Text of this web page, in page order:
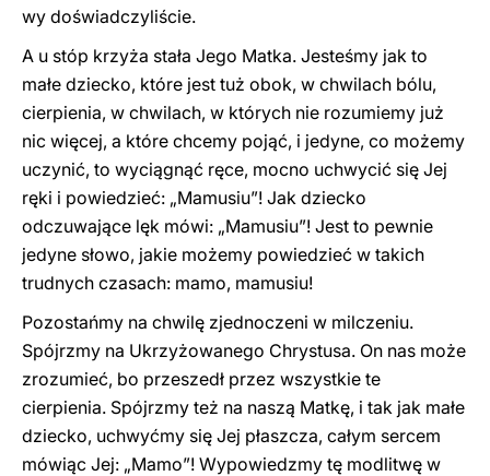
wy doświadczyliście.
A u stóp krzyża stała Jego Matka. Jesteśmy jak to
małe dziecko, które jest tuż obok, w chwilach bólu,
cierpienia, w chwilach, w których nie rozumiemy już
nic więcej, a które chcemy pojąć, i jedyne, co możemy
uczynić, to wyciągnąć ręce, mocno uchwycić się Jej
ręki i powiedzieć: „Mamusiu”! Jak dziecko
odczuwające lęk mówi: „Mamusiu”! Jest to pewnie
jedyne słowo, jakie możemy powiedzieć w takich
trudnych czasach: mamo, mamusiu!
Pozostańmy na chwilę zjednoczeni w milczeniu.
Spójrzmy na Ukrzyżowanego Chrystusa. On nas może
zrozumieć, bo przeszedł przez wszystkie te
cierpienia. Spójrzmy też na naszą Matkę, i tak jak małe
dziecko, uchwyćmy się Jej płaszcza, całym sercem
mówiąc Jej: „Mamo”! Wypowiedzmy tę modlitwę w